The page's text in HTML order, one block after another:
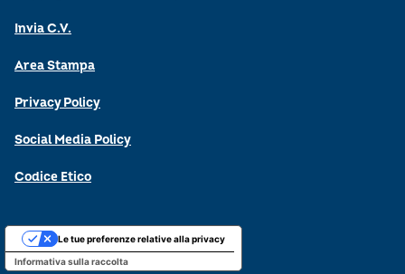
Invia C.V.
Area Stampa
Privacy Policy
Social Media Policy
Codice Etico
Informativa sulla raccolta
Le tue preferenze relative alla privacy